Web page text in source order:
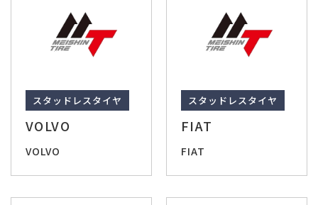
スタッドレスタイヤ
VOLVO
VOLVO
スタッドレスタイヤ
FIAT
FIAT